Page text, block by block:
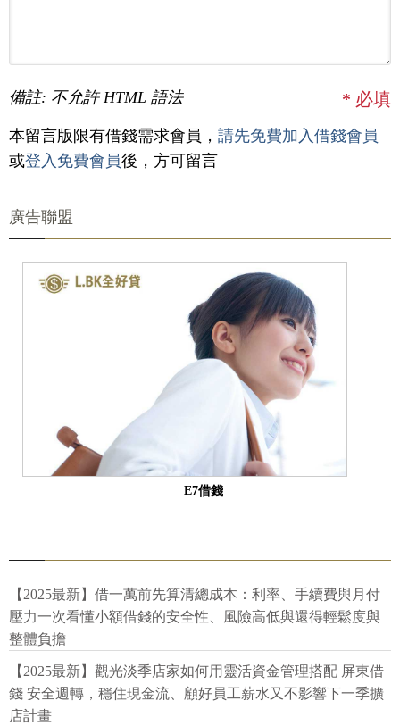
備註: 不允許 HTML 語法 * 必填
本留言版限有借錢需求會員， 請先免費加入借錢會員
或登入免費會員後，方可留言
廣告聯盟
E7借錢
【2025最新】借一萬前先算清總成本：利率、手續費與月付
壓力一次看懂小額借錢的安全性、風險高低與還得輕鬆度與
整體負擔
【2025最新】觀光淡季店家如何用靈活資金管理搭配 屏東借
錢 安全週轉，穩住現金流、顧好員工薪水又不影響下一季擴
店計畫